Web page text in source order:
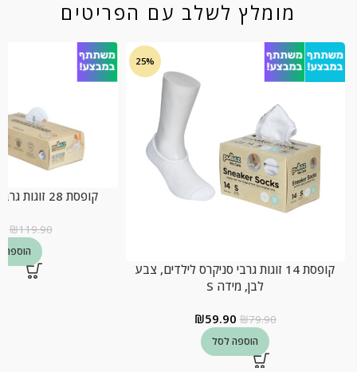
מומלץ לשלב עם הפריטים
25%
קופסת 14 זוגות גרבי סניקרס לילדים, צבע
לבן, מידה S
₪79.90
₪59.90
הוספה לסל
קופסת 28 זוגות גרבי בוגרים, צבע לבן
₪119.90
הוספה